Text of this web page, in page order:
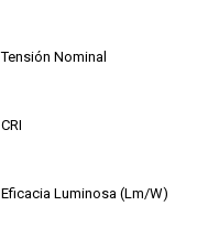
Tensión Nominal
CRI
Eficacia Luminosa (Lm/W)